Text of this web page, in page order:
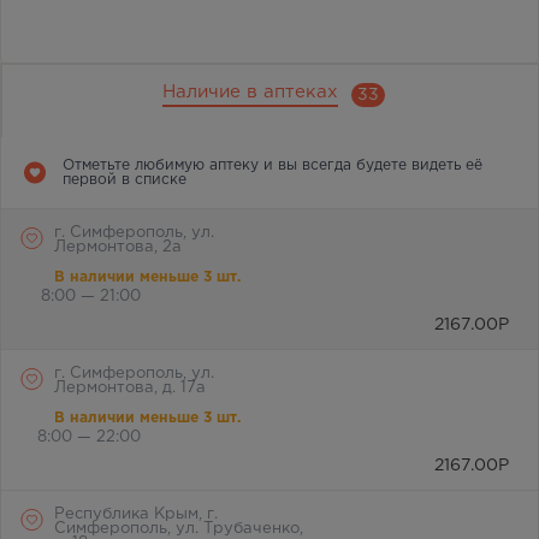
Наличие в аптеках 33
Отметьте любимую аптеку и вы всегда будете видеть её
первой в списке
г. Симферополь, ул.
Лермонтова, 2а
В наличии меньше 3 шт.
8:00 — 21:00
2167.00 Р
г. Симферополь, ул.
Лермонтова, д. 17а
В наличии меньше 3 шт.
8:00 — 22:00
2167.00 Р
Республика Крым, г.
Симферополь, ул. Трубаченко,